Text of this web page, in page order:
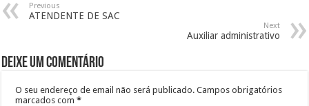
Previous
ATENDENTE DE SAC
Next
Auxiliar administrativo
Deixe um comentário
O seu endereço de email não será publicado. Campos obrigatórios
marcados com*